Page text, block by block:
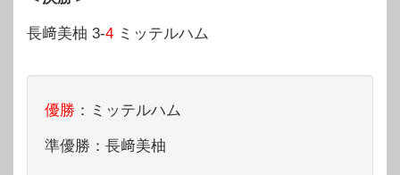
長﨑美柚 3-4 ミッテルハム
優勝 ：ミッテルハム
準優勝：長﨑美柚